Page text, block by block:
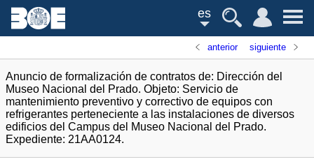
es
anterior siguiente
Anuncio de formalización de contratos de: Dirección del
Museo Nacional del Prado. Objeto: Servicio de
mantenimiento preventivo y correctivo de equipos con
refrigerantes perteneciente a las instalaciones de diversos
edificios del Campus del Museo Nacional del Prado.
Expediente: 21AA0124.